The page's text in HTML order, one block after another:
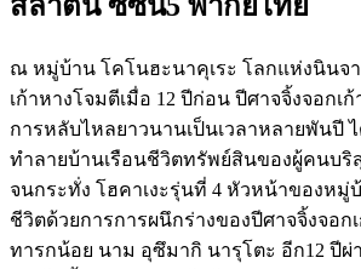
สลาตัน ซีซั้น5 พากย์ไทย
ณ หมู่บ้าน โคโนฮะนาคุเระ โลกแห่งนินจ
เก้าหางโจมตีเมื่อ 12 ปีก่อน ปีศาจจิ้งจอกเ
การหลับไหลยาวนานเป็นเวลาหลายพันปี
ทำลายบ้านเรือนชีวิตทรัพย์สินของผู้คนบริ
จนกระทั่ง โฮคาเงะรุ่นที่ 4 หัวหน้าของหมู่
ชีวิตด้วยการการผนึกร่างของปีศาจจิ้งจอก
ทารกน้อย นาม อุซึมากิ นารุโตะ อีก12 ปีผ่